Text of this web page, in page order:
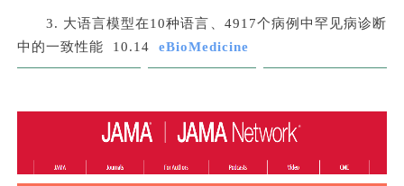
3. 大语言模型在10种语言、4917个病例中罕见病诊断
中的一致性能 10.14 eBioMedicine